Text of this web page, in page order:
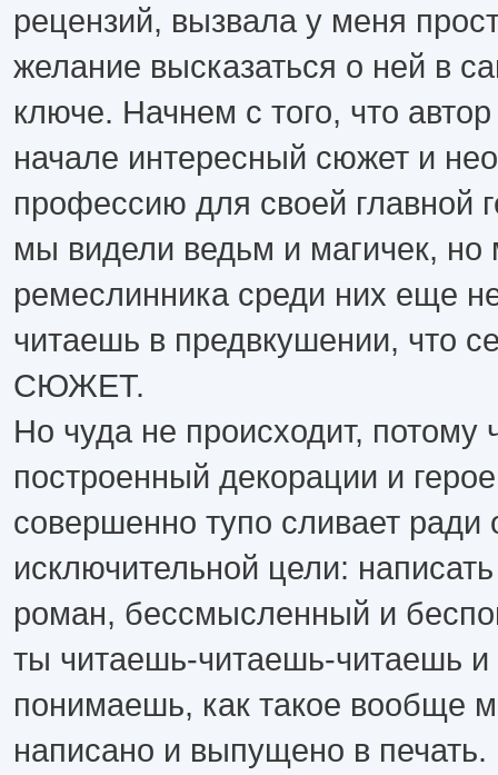
рецензий, вызвала у меня
желание высказаться о ней в
ключе. Начнем с того, что
начале интересный сюжет и
профессию для своей главной
мы видели ведьм и магичек, но
ремеслинника среди них еще
читаешь в предвкушении, что
СЮЖЕТ.
Но чуда не происходит, потому
построенный декорации и
совершенно тупо сливает ради
исключительной цели:
роман, бессмысленный и
ты читаешь-читаешь-читаешь
понимаешь, как такое вообще
написано и выпущено в печать.